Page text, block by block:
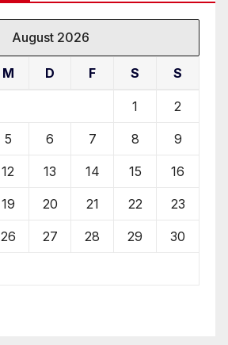
August 2026
M D F S S
1 2
5 6 7 8 9
12 13 14 15 16
19 20 21 22 23
26 27 28 29 30